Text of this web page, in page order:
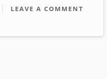
LEAVE A COMMENT